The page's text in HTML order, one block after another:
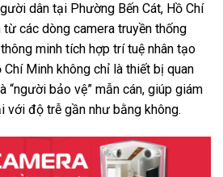
dân tại Phường Bến Cát, Hồ Chí
từ các dòng camera truyền thống
minh tích hợp trí tuệ nhân tạo
Chí Minh không chỉ là thiết bị quan
“người bảo vệ” mẫn cán, giúp giám
với độ trễ gần như bằng không.